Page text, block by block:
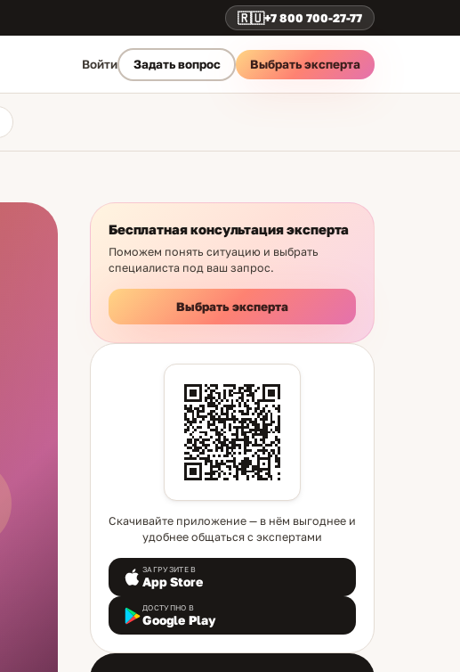
🇷🇺+7 800 700-27-77
Войти Задать вопрос Выбрать эксперта
Бесплатная консультация эксперта
Поможем понять ситуацию и выбрать
специалиста под ваш запрос.
Выбрать эксперта
Скачивайте приложение — в нём выгоднее и
удобнее общаться с экспертами
ЗАГРУЗИТЕ В
App Store
ДОСТУПНО В
Google Play